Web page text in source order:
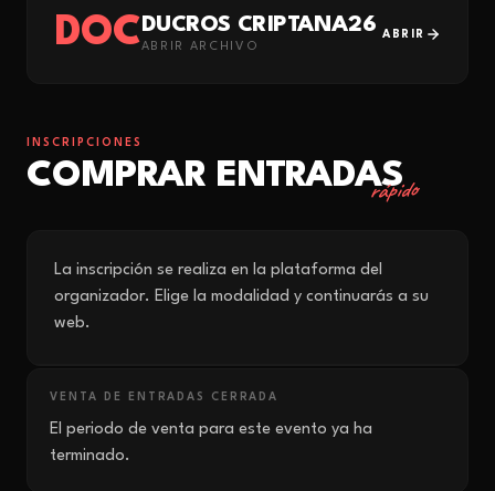
DOCDUCROS CRIPTANA26
ABRIR ARCHIVO
ABRIR
INSCRIPCIONES
COMPRAR ENTRADAS
rápido
La inscripción se realiza en la plataforma del
organizador. Elige la modalidad y continuarás a su
web.
VENTA DE ENTRADAS CERRADA
El periodo de venta para este evento ya ha
terminado.